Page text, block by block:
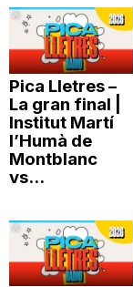
r
a
g
n
Pica Lletres –
La gran final |
Institut Martí
l’Humà de
Montblanc
vs...